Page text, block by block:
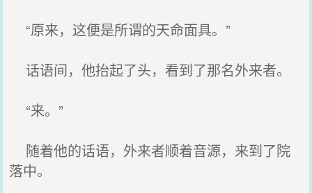
“原来，这便是所谓的天命面具。”
话语间，他抬起了头，看到了那名外来者。
“来。”
随着他的话语，外来者顺着音源，来到了院
落中。